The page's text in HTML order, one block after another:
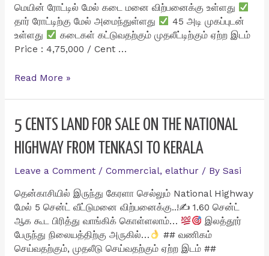
மெயின் ரோட்டில் மேல் கடை மனை விற்பனைக்கு உள்ளது
தார் ரோட்டிற்கு மேல் அமைந்துள்ளது
45 அடி முகப்புடன்
உள்ளது
கடைகள் கட்டுவதற்கும் முதலீட்டிற்கும் ஏற்ற இடம்
Price : 4,75,000 / Cent …
ஆலங்குளம்
4
சென்ட்
கடை
விற்பனைக்கு
Read More »
5 CENTS LAND FOR SALE ON THE NATIONAL
HIGHWAY FROM TENKASI TO KERALA
Leave a Comment / Commercial, elathur/ By Sasi
தென்காசியில் இருந்து கேரளா செல்லும் National Highway
மேல் 5 சென்ட் வீட்டுமனை விற்பனைக்கு..!✍1.60 சென்ட்
ஆக கூட பிரித்து வாங்கிக் கொள்ளலாம்…
இலத்தூர்
பேருந்து நிலையத்திற்கு அருகில்…
## வணிகம்
செய்வதற்கும், முதலீடு செய்வதற்கும் ஏற்ற இடம் ##